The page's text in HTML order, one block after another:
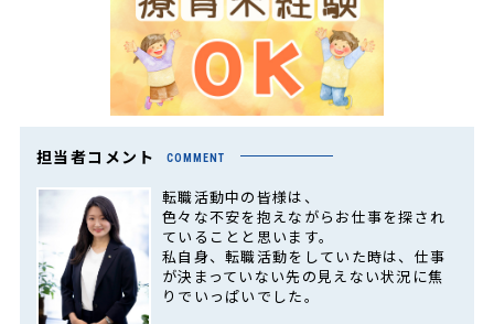
担当者コメント COMMENT
転職活動中の皆様は、
色々な不安を抱えながらお仕事を探され
ていることと思います。
私自身、転職活動をしていた時は、仕事
が決まっていない先の見えない状況に焦
りでいっぱいでした。